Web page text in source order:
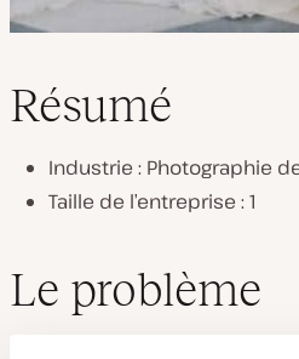
Résumé
Industrie : Photographie
Taille de l’entreprise : 1
Le problème